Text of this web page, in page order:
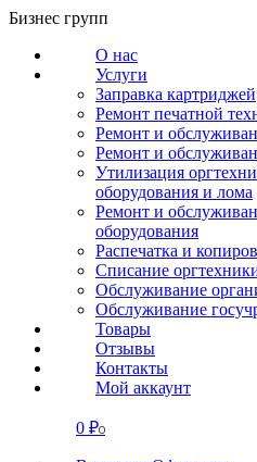
Перейти
содержанию
Бизнес групп
О нас
Услуги
Заправка картриджей
Ремонт печатной
Ремонт и
Ремонт и
Утилизация
оборудования и лома
Ремонт и
оборудования
Распечатка и
Списание
Обслуживание
Обслуживание
Товары
Отзывы
Контакты
Мой аккаунт
0 ₽0
СВЯЗАТЬСЯ